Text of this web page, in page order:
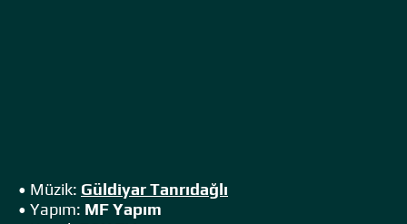
• Müzik: Güldiyar Tanrıdağlı
• Yapım: MF Yapım